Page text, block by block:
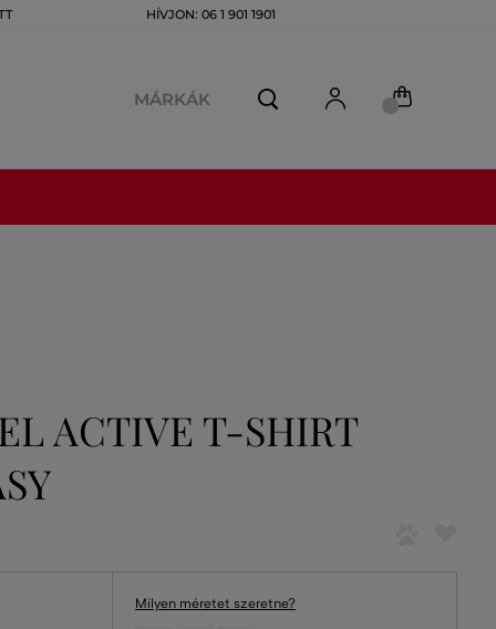
HÍVJON: 06 1 901 1901
MÁRKÁK
ACTIVE T-SHIRT
Milyen méretet szeretne?